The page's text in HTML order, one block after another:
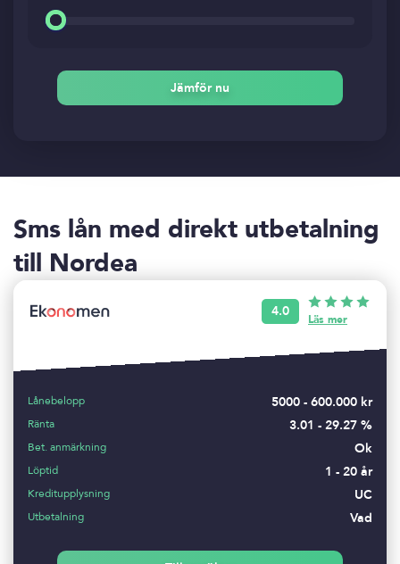
Jämför nu
Sms lån med direkt utbetalning
till Nordea
4.0
Läs mer
Lånebelopp 5000 - 600.000 kr
Ränta 3.01 - 29.27 %
Bet. anmärkning Ok
Löptid 1 - 20 år
Kreditupplysning UC
Utbetalning Vad